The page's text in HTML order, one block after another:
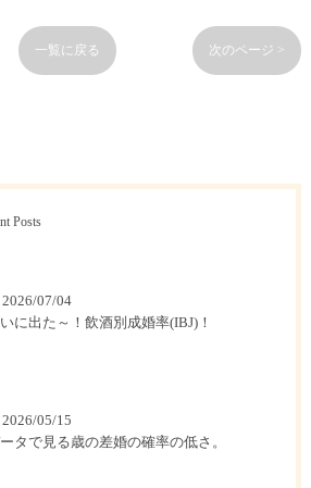
一覧に戻る 次のページ >
Posts
2026/07/04
に出た～！飲酒別成婚率(IBJ)！
2026/05/15
タで見る歳の差婚の確率の低さ。